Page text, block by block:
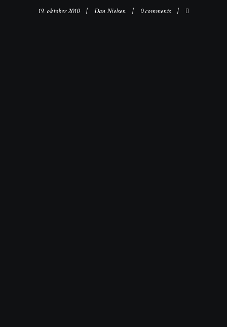
19. oktober 2010 Dan Nielsen 0 comments